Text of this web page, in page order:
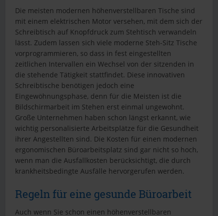
Die meisten modernen höhenverstellbaren Tische sind
mit einem elektrischen Motor versehen, mit dem sich der
Schreibtisch auf Knopfdruck zum Stehtisch verwandeln
lässt. Zudem lassen sich viele moderne Steh-Sitz Tische
vorprogrammieren, so dass in fest eingestellten
zeitlichen Intervallen ein Wechsel von der sitzenden in
die stehende Tätigkeit stattfindet. Diese innovativen
Schreibtische benötigen jedoch eine
Eingewöhnungsphase, denn für die Meisten ist die
Bildschirmarbeit im Stehen erst einmal ungewohnt.
Große Unternehmen haben schon längst erkannt, wie
wichtig personalisierte Arbeitsplätze für die Gesundheit
ihrer Angestellten sind. Die Kosten für einen modernen
ergonomischen Büroarbeitsplatz sind gar nicht so hoch,
wenn man die Ausfallkosten berücksichtigt, die durch
krankheitsbedingte Ausfälle hervorgerufen werden.
Regeln für eine gesunde Büroarbeit
Auch wenn Sie schon einen höhenverstellbaren